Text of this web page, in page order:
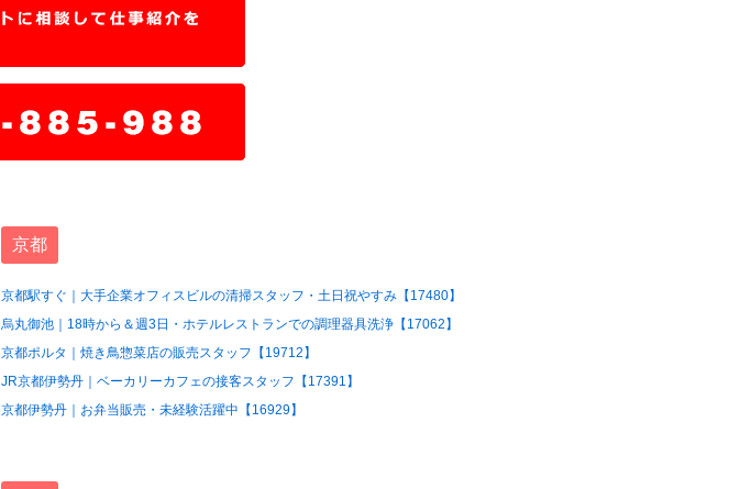
京都
京都駅すぐ｜大手企業オフィスビルの清掃スタッフ・土日祝やすみ【17480】
烏丸御池｜18時から＆週3日・ホテルレストランでの調理器具洗浄【17062】
京都ポルタ｜焼き鳥惣菜店の販売スタッフ【19712】
JR京都伊勢丹｜ベーカリーカフェの接客スタッフ【17391】
京都伊勢丹｜お弁当販売・未経験活躍中【16929】